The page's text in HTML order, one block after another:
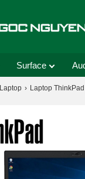
Surface
Laptop Laptop ThinkPad